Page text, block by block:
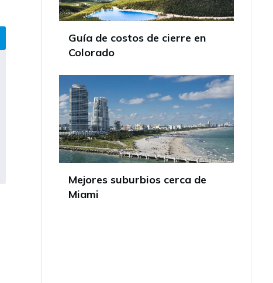
Guía de costos de cierre en
Colorado
Mejores suburbios cerca de
Miami